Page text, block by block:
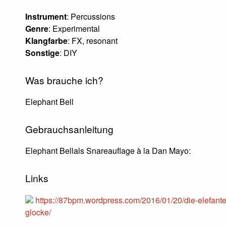
Instrument: Percussions
Genre: Experimental
Klangfarbe: FX, resonant
Sonstige: DIY
Was brauche ich?
Elephant Bell
Gebrauchsanleitung
Elephant Bellals Snareauflage à la Dan Mayo:
Links
https://87bpm.wordpress.com/2016/01/20/die-
glocke/